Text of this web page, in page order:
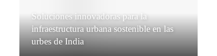
Soluciones innovadoras para la
infraestructura urbana sostenible en las
urbes de India